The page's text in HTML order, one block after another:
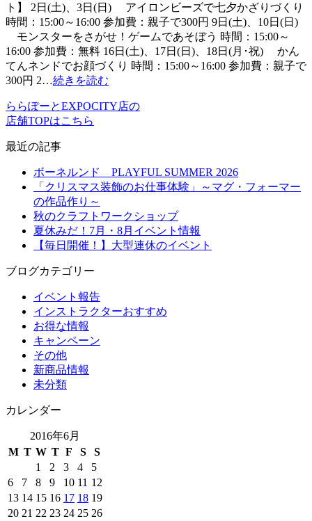
ト】 2日(土)、3日(日) アイロンビーズで七夕かざりづくり
時間：15:00～16:00 参加費：親子で300円 9日(土)、10日(日)
モンスターをさがせ！ゲームであそぼう 時間：15:00～
16:00 参加費：無料 16日(土)、17日(日)、18日(月･祝) かん
てんネンドでお顔づくり 時間：15:00～16:00 参加費：親子で
300円 2…続きを読む
ららぽーとEXPOCITY店の
店舗TOPはこちら
最近の記事
ボーネルンド PLAYFUL SUMMER 2026
「クリスマス装飾のお仕事体験」～マグ・フォーマー
の作品作り～
秋のクラフトワークショップ
夏休みだ！7月・8月イベント情報
【毎日開催！】大型連休のイベント
ブログカテゴリー
イベント報告
インストラクターおすすめ
お得な情報
キャンペーン
その他
新商品情報
未分類
カレンダー
2016年6月
M T W T F S
S
1
2 3 4
5
6
7 8 9 10 11 12
13 14 15 16 17 18 19
20 21 22 23 24 25 26